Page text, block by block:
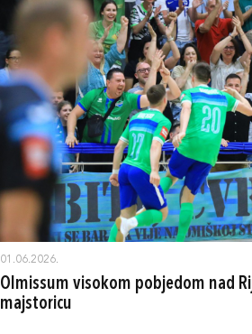
01.06.2026.
Olmissum visokom pobjedom nad
majstoricu